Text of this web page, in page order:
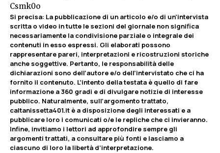
Csmk0o
Si precisa: La pubblicazione di un articolo e/o di un’intervista
scritta o video in tutte le sezioni del giornale non significa
necessariamente la condivisione parziale o integrale dei
contenuti in esso espressi. Gli elaborati possono
rappresentare pareri, interpretazioni e ricostruzioni storiche
anche soggettive. Pertanto, le responsabilità delle
dichiarazioni sono dell’autore e/o dell’intervistato che ci ha
fornito il contenuto. L’intento della testata è quello di fare
informazione a 360 gradi e di divulgare notizie di interesse
pubblico. Naturalmente, sull’argomento trattato,
caltanissetta401.it è a disposizione degli interessati e a
pubblicare loro i comunicati o/e le repliche che ci invieranno.
Infine, invitiamo i lettori ad approfondire sempre gli
argomenti trattati, a consultare più fonti e lasciamo a
ciascuno di loro la libertà d’interpretazione.